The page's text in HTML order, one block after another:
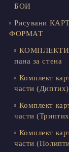
БОИ
Рисувани
ФОРМАТ
КОМПЛЕКТИ
пана за стена
Комплект
части (Диптих)
Комплект
части
Комплект
части